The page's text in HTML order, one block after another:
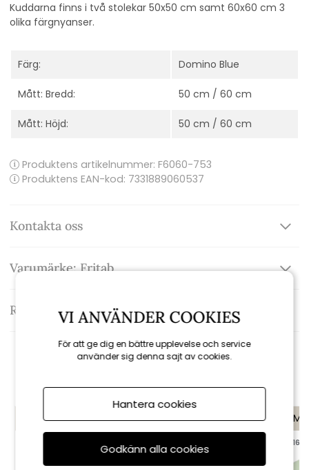
Kuddarna finns i två stolekar 50x50 cm samt 60x60 cm 3
olika färgnyanser.
Färg: Domino Blue
Mått: Bredd: 50 cm / 60 cm
Mått: Höjd: 50 cm / 60 cm
Produktens artikelnummer: F6060-753
Produktens EAN-kod: 7331889060537
Kontakta oss
Varumärke: Fritab
Recensioner
Rekommenderade tillbehör
KAMPANJ KAMPANJ
till 16/8 till 16/8
VI ANVÄNDER COOKIES
För att ge dig en bättre upplevelse och service
använder sig denna sajt av cookies.
Hantera cookies
Godkänn alla cookies